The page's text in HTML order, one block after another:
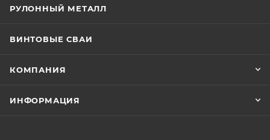
РУЛОННЫЙ МЕТАЛЛ
ВИНТОВЫЕ СВАИ
КОМПАНИЯ
ИНФОРМАЦИЯ